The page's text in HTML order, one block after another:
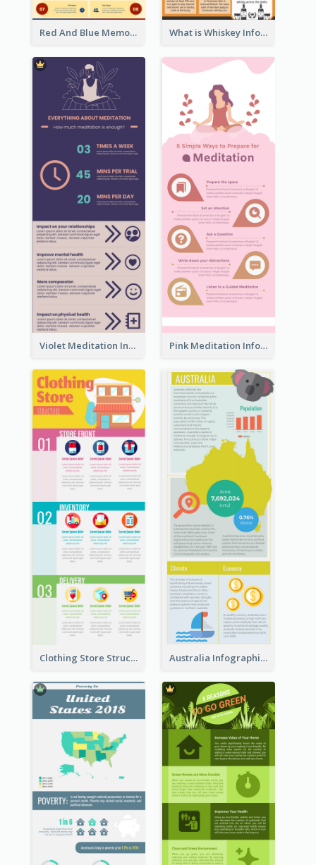
Red And Blue Memorial Day Fasts Infographic Design What is Whiskey Infographic
Violet Meditation Infographic Pink Meditation Infographic
Clothing Store Structure Infographic Australia Infographic